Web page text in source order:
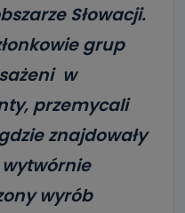
Słowacji.
grup
w
przemycali
znajdowały
wyrób